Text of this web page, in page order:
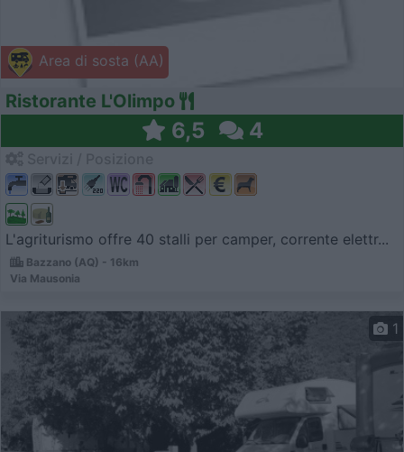
Area di sosta (AA)
Ristorante L'Olimpo
6,5 4
L'agriturismo offre 40 stalli per camper, corrente elettr...
Bazzano (AQ) - 16km
Via Mausonia
1